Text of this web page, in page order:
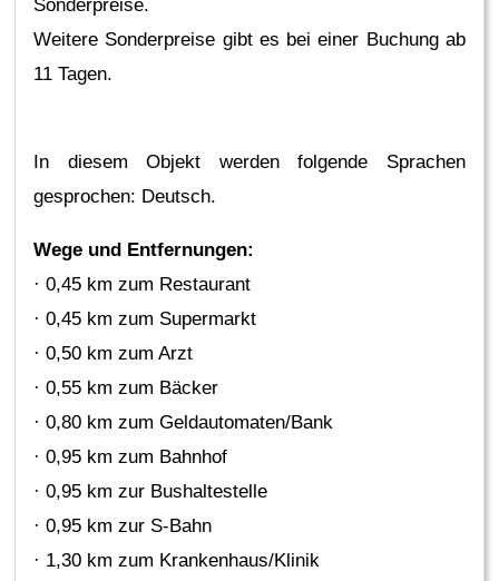
Sonderpreise.
Weitere Sonderpreise gibt es bei einer Buchung ab
11 Tagen.
In diesem Objekt werden folgende Sprachen
gesprochen: Deutsch.
Wege und Entfernungen:
· 0,45 km zum Restaurant
· 0,45 km zum Supermarkt
· 0,50 km zum Arzt
· 0,55 km zum Bäcker
· 0,80 km zum Geldautomaten/Bank
· 0,95 km zum Bahnhof
· 0,95 km zur Bushaltestelle
· 0,95 km zur S-Bahn
· 1,30 km zum Krankenhaus/Klinik